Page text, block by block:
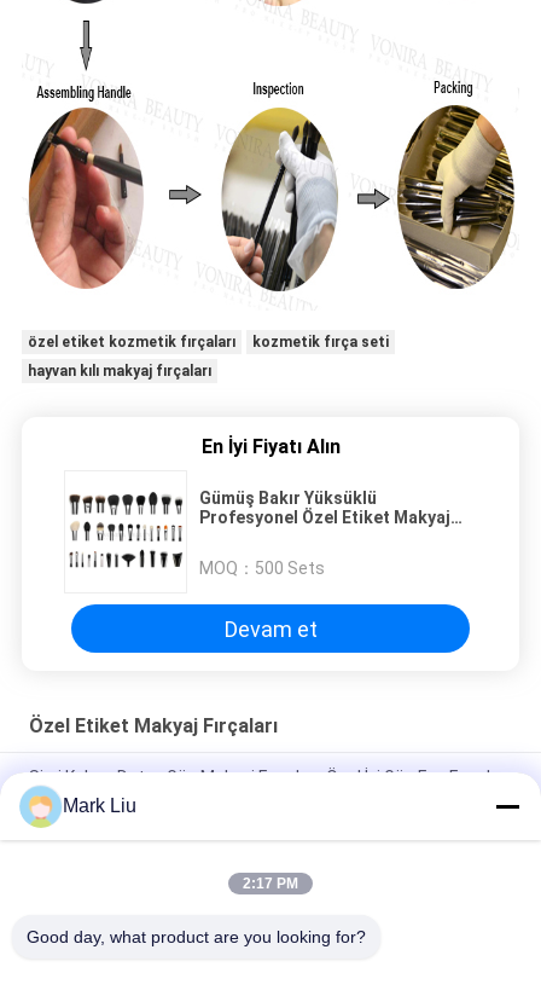
özel etiket kozmetik fırçaları
kozmetik fırça seti
hayvan kılı makyaj fırçaları
En İyi Fiyatı Alın
Gümüş Bakır Yüksüklü
Profesyonel Özel Etiket Makyaj
MOQ： 500 Sets
Devam et
Özel Etiket Makyaj Fırçaları
Sivri Kalem Detay Göz Makyaj Fırçaları, Özel İyi Göz Farı Fırçaları
Vakıf / Kontur için El Yapımı Büyük Duo Sentetik Elyaf Makyaj
Fırçaları Çok Amaçlı
Küçük Vurgu Fan Özel Özel Etiket Makyaj Fırçaları Zulüm -
Mark Liu
2:17 PM
Good day, what product are you looking for?